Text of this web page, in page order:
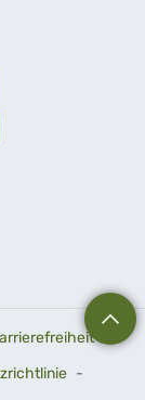
-
-